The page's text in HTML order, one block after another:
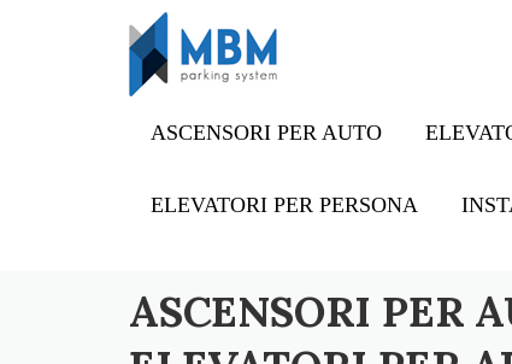
ASCENSORI PER AUTO
ELEVATORI PER PERSONA
ASCENSORI PER